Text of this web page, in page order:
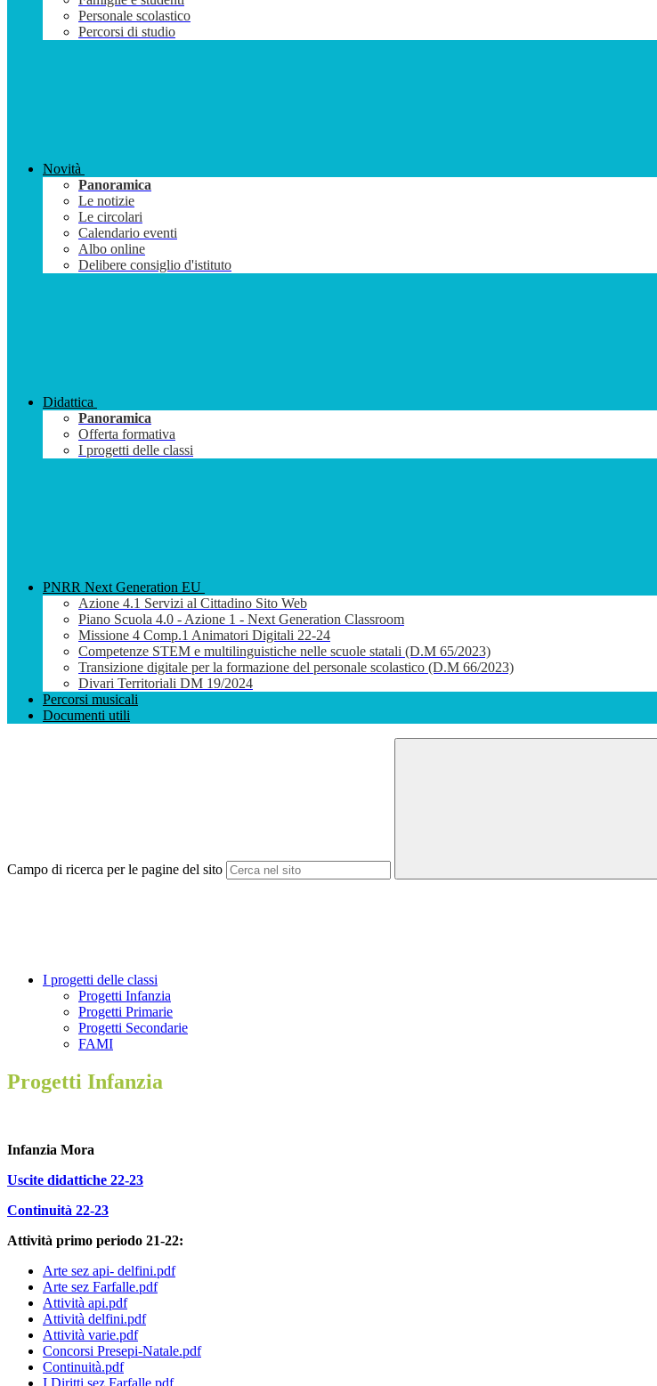
Personale scolastico
Percorsi di studio
Novità
Panoramica
Le notizie
Le circolari
Calendario eventi
Albo online
Delibere consiglio d'istituto
Didattica
Panoramica
Offerta formativa
I progetti delle classi
PNRR Next Generation EU
Azione 4.1 Servizi al Cittadino Sito Web
Piano Scuola 4.0 - Azione 1 - Next Generation Classroom
Missione 4 Comp.1 Animatori Digitali 22-24
Competenze STEM e multilinguistiche nelle scuole statali (D.M 65/2023)
Transizione digitale per la formazione del personale scolastico (D.M 66/2023)
Divari Territoriali DM 19/2024
Percorsi musicali
Documenti utili
Campo di ricerca per le pagine del sito
I progetti delle classi
Progetti Infanzia
Progetti Primarie
Progetti Secondarie
FAMI
Progetti Infanzia
Infanzia Mora
Uscite didattiche 22-23
Continuità 22-23
Attività primo periodo 21-22:
Arte sez api- delfini.pdf
Arte sez Farfalle.pdf
Attività api.pdf
Attività delfini.pdf
Attività varie.pdf
Concorsi Presepi-Natale.pdf
Continuità.pdf